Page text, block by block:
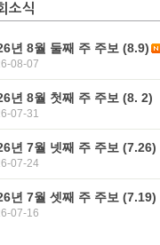
소식
년 8월 둘째 주 주보 (8.9)
08-07
년 8월 첫째 주 주보 (8. 2)
07-31
년 7월 넷째 주 주보 (7.26)
07-24
년 7월 셋째 주 주보 (7.19)
07-16